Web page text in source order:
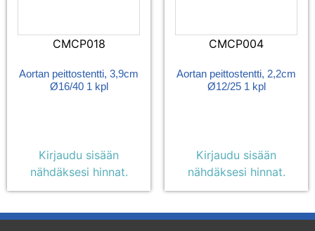
CMCP018
Aortan peittostentti, 3,9cm
Ø16/40 1 kpl
Kirjaudu sisään
nähdäksesi hinnat.
CMCP004
Aortan peittostentti, 2,2cm
Ø12/25 1 kpl
Kirjaudu sisään
nähdäksesi hinnat.